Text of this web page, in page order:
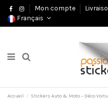
Mon compte
Français
Accueil Stickers Auto & Moto – Déco